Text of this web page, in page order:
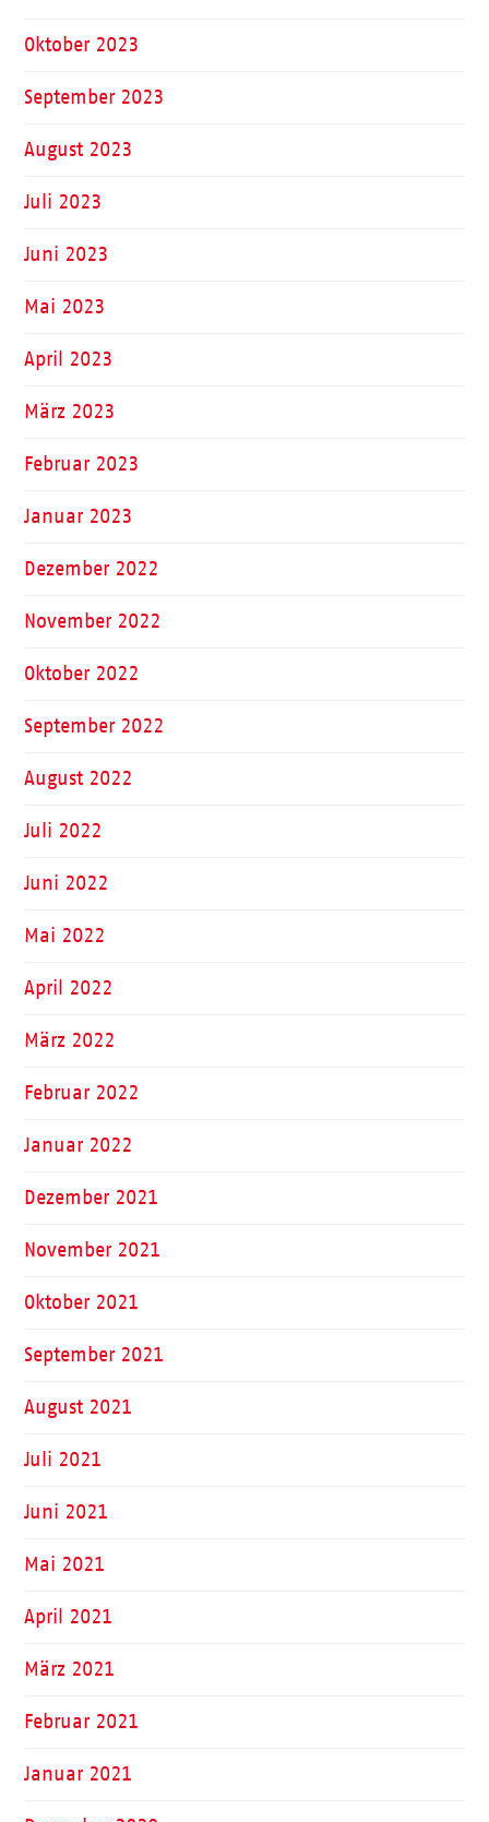
Oktober 2023
September 2023
August 2023
Juli 2023
Juni 2023
Mai 2023
April 2023
März 2023
Februar 2023
Januar 2023
Dezember 2022
November 2022
Oktober 2022
September 2022
August 2022
Juli 2022
Juni 2022
Mai 2022
April 2022
März 2022
Februar 2022
Januar 2022
Dezember 2021
November 2021
Oktober 2021
September 2021
August 2021
Juli 2021
Juni 2021
Mai 2021
April 2021
März 2021
Februar 2021
Januar 2021